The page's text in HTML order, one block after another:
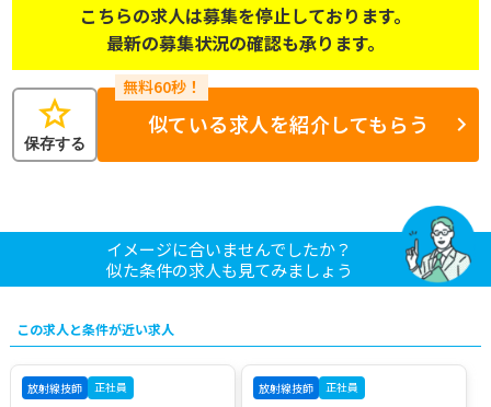
こちらの求人は募集を停止しております。
最新の募集状況の確認も承ります。
star
保存する
似ている求人を紹介してもらう
イメージに合いませんでしたか？
似た条件の求人も見てみましょう
この求人と条件が近い求人
放射線技師 正社員 放射線技師 正社員